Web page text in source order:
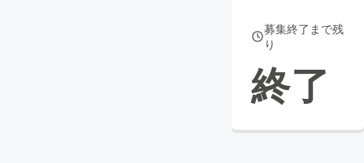
募集終了まで残
り
終了